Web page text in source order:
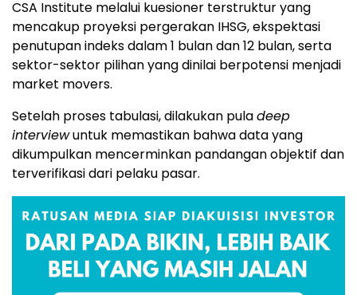
CSA Institute melalui kuesioner terstrukturyang
mencakup proyeksi pergerakan IHSG,ekspektasi
penutupanindeksdalam1 bulandan12 bulan,serta
sektor-sektor pilihanyangdinilai berpotensi menjadi
market movers.
Setelah proses tabulasi,dilakukan puladeep
interviewuntuk memastikan bahwadatayang
dikumpulkan mencerminkan pandanganobjektif dan
terverifikasidari pelaku pasar.